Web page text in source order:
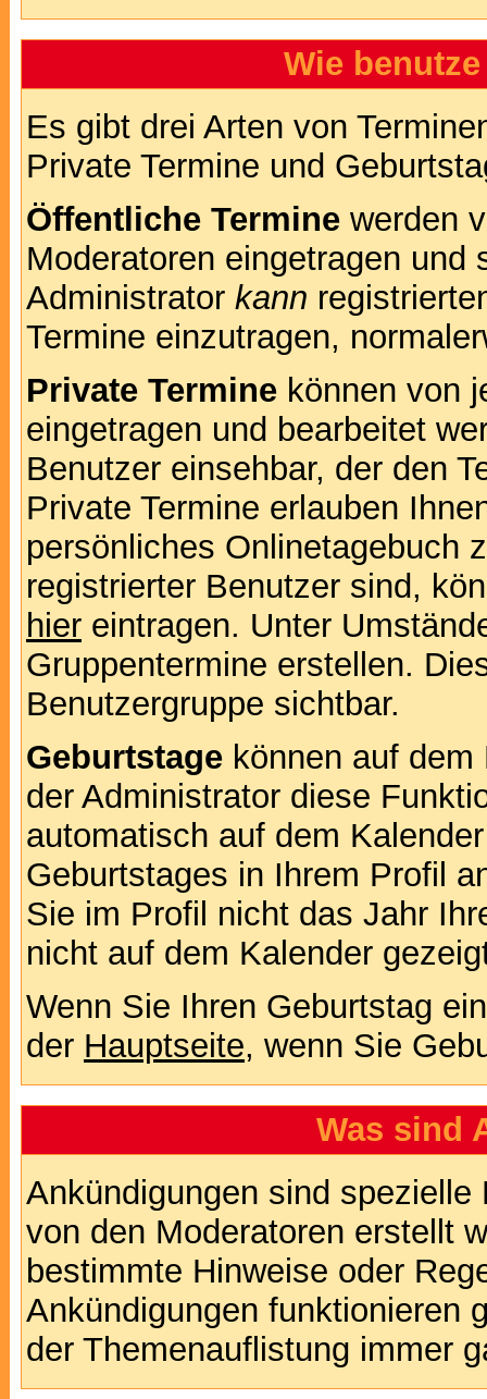
Wie
Es gibt drei Arten von
Private Termine und
Öffentliche Termine werden
Moderatoren eingetragen und
Administrator kann
Termine einzutragen,
Private Termine können von
eingetragen und bearbeitet
Benutzer einsehbar, der den
Private Termine erlauben
persönliches Onlinetagebuch
registrierter Benutzer sind,
hier eintragen. Unter
Gruppentermine erstellen.
Benutzergruppe sichtbar.
Geburtstage können auf
der Administrator diese
automatisch auf dem
Geburtstages in Ihrem Profil
Sie im Profil nicht das Jahr
nicht auf dem Kalender
Wenn Sie Ihren Geburtstag
der Hauptseite, wenn Sie
Was sind
Ankündigungen sind
von den Moderatoren erstellt
bestimmte Hinweise oder
Ankündigungen funktionieren
der Themenauflistung immer